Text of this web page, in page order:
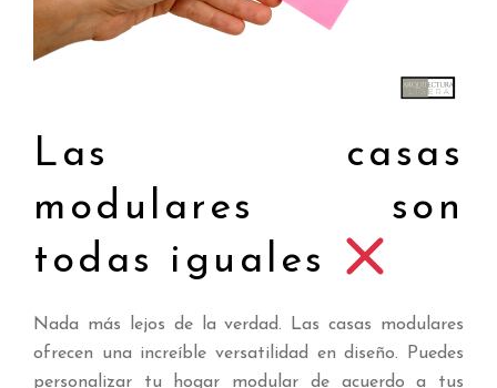
Las casas
modulares son
todas iguales
Nada más lejos de la verdad. Las casas modulares
ofrecen una increíble versatilidad en diseño. Puedes
personalizar tu hogar modular de acuerdo a tus